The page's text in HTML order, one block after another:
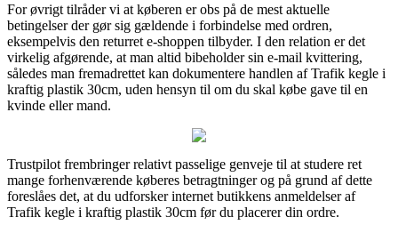
For øvrigt tilråder vi at køberen er obs på de mest aktuelle
betingelser der gør sig gældende i forbindelse med ordren,
eksempelvis den returret e-shoppen tilbyder. I den relation er det
virkelig afgørende, at man altid bibeholder sin e-mail kvittering,
således man fremadrettet kan dokumentere handlen af Trafik kegle i
kraftig plastik 30cm, uden hensyn til om du skal købe gave til en
kvinde eller mand.
Trustpilot frembringer relativt passelige genveje til at studere ret
mange forhenværende køberes betragtninger og på grund af dette
foreslåes det, at du udforsker internet butikkens anmeldelser af
Trafik kegle i kraftig plastik 30cm før du placerer din ordre.